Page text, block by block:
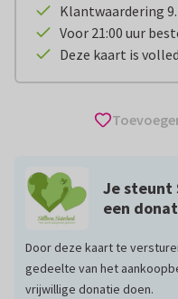
Je steunt
een
Door deze kaart te
gedeelte van het
vrijwillige donatie doen.
Klantwaardering
Voor 21:00 uur
Deze kaart is